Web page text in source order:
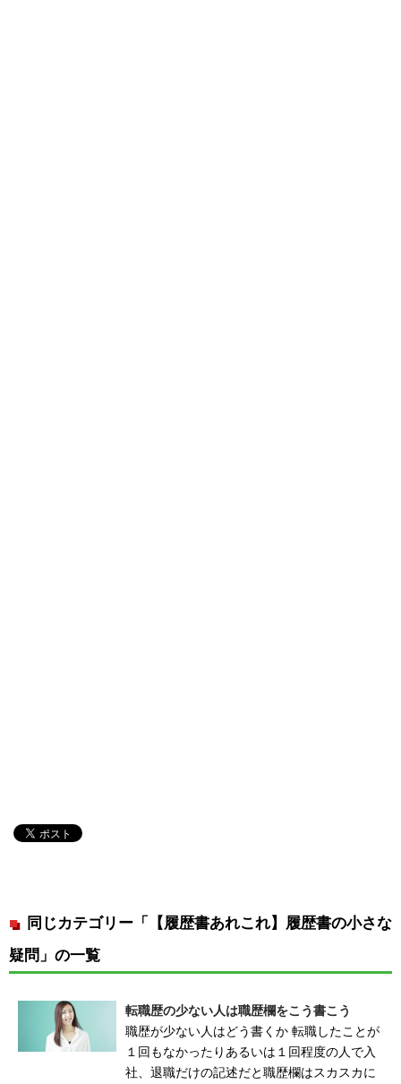
同じカテゴリー「【履歴書あれこれ】履歴書の小さな
疑問」の一覧
転職歴の少ない人は職歴欄をこう書こう
職歴が少ない人はどう書くか 転職したことが
１回もなかったりあるいは１回程度の人で入
社、退職だけの記述だと職歴欄はスカスカに